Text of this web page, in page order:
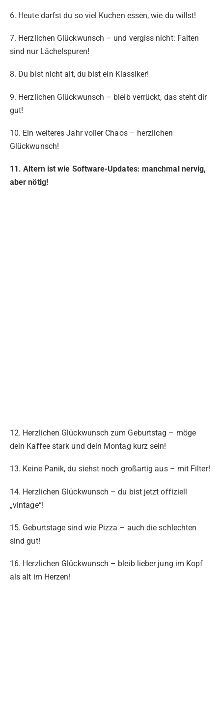
6. Heute darfst du so viel Kuchen essen, wie du willst!
7. Herzlichen Glückwunsch – und vergiss nicht: Falten
sind nur Lächelspuren!
8. Du bist nicht alt, du bist ein Klassiker!
9. Herzlichen Glückwunsch – bleib verrückt, das steht dir
gut!
10. Ein weiteres Jahr voller Chaos – herzlichen
Glückwunsch!
11. Altern ist wie Software-Updates: manchmal nervig,
aber nötig!
12. Herzlichen Glückwunsch zum Geburtstag – möge
dein Kaffee stark und dein Montag kurz sein!
13. Keine Panik, du siehst noch großartig aus – mit Filter!
14. Herzlichen Glückwunsch – du bist jetzt offiziell
„vintage“!
15. Geburtstage sind wie Pizza – auch die schlechten
sind gut!
16. Herzlichen Glückwunsch – bleib lieber jung im Kopf
als alt im Herzen!